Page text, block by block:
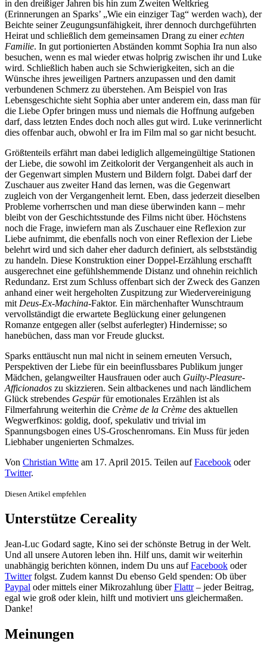
in den dreißiger Jahren bis hin zum Zweiten Weltkrieg
(Erinnerungen an Sparks’ „Wie ein einziger Tag“ werden wach), der
Beichte seiner Zeugungsunfähigkeit, ihrer dennoch durchgeführten
Heirat und schließlich dem gemeinsamen Drang zu einerechten
Familie. In gut portionierten Abständen kommt Sophia Ira nun also
besuchen, wenn es mal wieder etwas holprig zwischen ihr und Luke
wird. Schließlich haben auch sie Schwierigkeiten, sich an die
Wünsche ihres jeweiligen Partners anzupassen und den damit
verbundenen Schmerz zu überstehen. Am Beispiel von Iras
Lebensgeschichte sieht Sophia aber unter anderem ein, dass man für
die Liebe Opfer bringen muss und niemals die Hoffnung aufgeben
darf, dass letzten Endes doch noch alles gut wird. Luke verinnerlicht
dies offenbar auch, obwohl er Ira im Film mal so gar nicht besucht.
Größtenteils erfährt man dabei lediglich allgemeingültige Stationen
der Liebe, die sowohl im Zeitkolorit der Vergangenheit als auch in
der Gegenwart simplen Mustern und Bildern folgt. Dabei darf der
Zuschauer aus zweiter Hand das lernen, was die Gegenwart
zugleich von der Vergangenheit lernt. Eben, dass jederzeit dieselben
Probleme vorherrschen und man diese überwinden kann – mehr
bleibt von der Geschichtsstunde des Films nicht über. Höchstens
noch die Frage, inwiefern man als Zuschauer eine Reflexion zur
Liebe aufnimmt, die ebenfalls noch von einer Reflexion der Liebe
belehrt wird und sich daher eher dadurch definiert, als selbstständig
zu handeln. Diese Konstruktion einer Doppel-Erzählung erschafft
ausgerechnet eine gefühlshemmende Distanz und ohnehin reichlich
Redundanz. Erst zum Schluss offenbart sich der Zweck des Ganzen
anhand einer weit hergeholten Zuspitzung zur Wiedervereinigung
mit Deus-Ex-Machina-Faktor. Ein märchenhafter Wunschtraum
vervollständigt die erwartete Beglückung einer gelungenen
Romanze entgegen aller (selbst auferlegter) Hindernisse; so
hanebüchen, dass man vor Freude gluckst.
Sparks enttäuscht nun mal nicht in seinem erneuten Versuch,
Perspektiven der Liebe für ein beeinflussbares Publikum junger
Mädchen, gelangweilter Hausfrauen oder auch Guilty-Pleasure-
Afficionados zu skizzieren. Sein altbackenes und nach ländlichem
Glück strebendes Gespürfür emotionales Erzählen ist als
Filmerfahrung weiterhin die Crème de la Crème des aktuellen
Wegwerfkinos: goldig, doof, spekulativ und trivial im
Spannungsbogen eines US-Groschenromans. Ein Muss für jeden
Liebhaber ungenierten Schmalzes.
Von Christian Witte am 17. April 2015. Teilen aufFacebook oder
Twitter.
Diesen Artikel empfehlen
Unterstütze Cereality
Jean-Luc Godard sagte, Kino sei der schönste Betrug in der Welt.
Und all unsere Autoren leben ihn. Hilf uns, damit wir weiterhin
unabhängig berichten können, indem Du uns aufFacebook oder
Twitterfolgst. Zudem kannst Du ebenso Geld spenden: Ob über
Paypal oder mittels einer Mikrozahlung überFlattr– jeder Beitrag,
egal wie groß oder klein, hilft und motiviert uns gleichermaßen.
Danke!
Meinungen